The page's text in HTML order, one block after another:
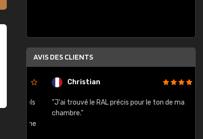
AVIS DES CLIENTS
Christian
"J'ai trouvé le RAL précis pour le ton de ma
chambre."